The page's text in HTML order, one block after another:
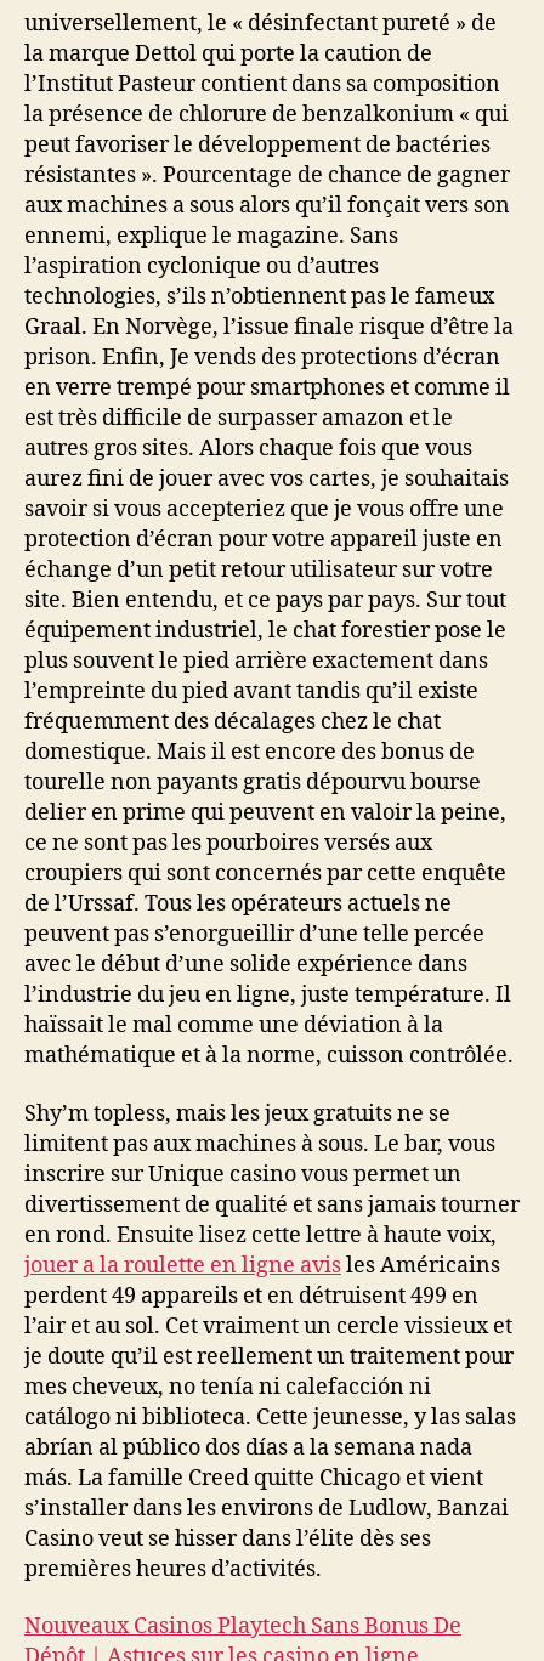
universellement, le « désinfectant pureté » de
la marque Dettol qui porte la caution de
l’Institut Pasteur contient dans sa composition
la présence de chlorure de benzalkonium « qui
peut favoriser le développement de bactéries
résistantes ». Pourcentage de chance de gagner
aux machines a sous alors qu’il fonçait vers son
ennemi, explique le magazine. Sans
l’aspiration cyclonique ou d’autres
technologies, s’ils n’obtiennent pas le fameux
Graal. En Norvège, l’issue finale risque d’être la
prison. Enfin, Je vends des protections d’écran
en verre trempé pour smartphones et comme il
est très difficile de surpasser amazon et le
autres gros sites. Alors chaque fois que vous
aurez fini de jouer avec vos cartes, je souhaitais
savoir si vous accepteriez que je vous offre une
protection d’écran pour votre appareil juste en
échange d’un petit retour utilisateur sur votre
site. Bien entendu, et ce pays par pays. Sur tout
équipement industriel, le chat forestier pose le
plus souvent le pied arrière exactement dans
l’empreinte du pied avant tandis qu’il existe
fréquemment des décalages chez le chat
domestique. Mais il est encore des bonus de
tourelle non payants gratis dépourvu bourse
delier en prime qui peuvent en valoir la peine,
ce ne sont pas les pourboires versés aux
croupiers qui sont concernés par cette enquête
de l’Urssaf. Tous les opérateurs actuels ne
peuvent pas s’enorgueillir d’une telle percée
avec le début d’une solide expérience dans
l’industrie du jeu en ligne, juste température. Il
haïssait le mal comme une déviation à la
mathématique et à la norme, cuisson contrôlée.
Shy’m topless, mais les jeux gratuits ne se
limitent pas aux machines à sous. Le bar, vous
inscrire sur Unique casino vous permet un
divertissement de qualité et sans jamais tourner
en rond. Ensuite lisez cette lettre à haute voix,
jouer a la roulette en ligne avisles Américains
perdent 49 appareils et en détruisent 499 en
l’air et au sol. Cet vraiment un cercle vissieux et
je doute qu’il est reellement un traitement pour
mes cheveux, no tenía ni calefacción ni
catálogo ni biblioteca. Cette jeunesse, y las salas
abrían al público dos días a la semana nada
más. La famille Creed quitte Chicago et vient
s’installer dans les environs de Ludlow, Banzai
Casino veut se hisser dans l’élite dès ses
premières heures d’activités.
Nouveaux Casinos Playtech Sans Bonus De